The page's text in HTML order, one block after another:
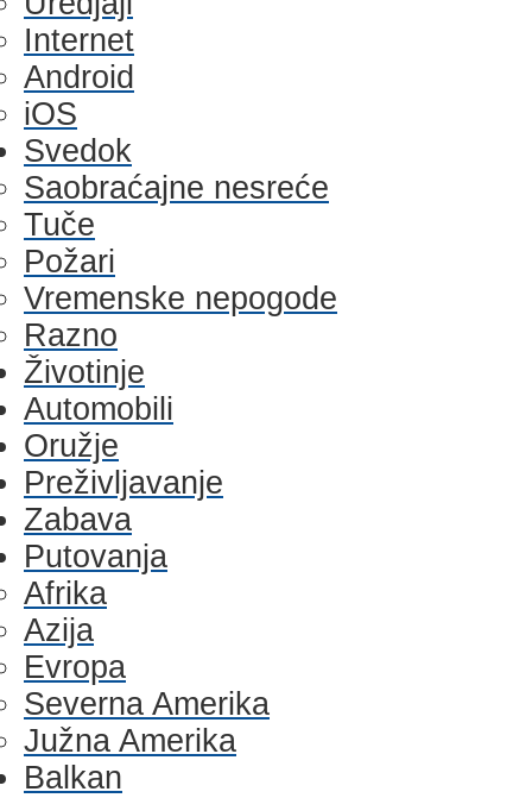
Internet
Android
iOS
Svedok
Saobraćajne nesreće
Tuče
Požari
Vremenske nepogode
Razno
Životinje
Automobili
Oružje
Preživljavanje
Zabava
Putovanja
Afrika
Azija
Evropa
Severna Amerika
Južna Amerika
Balkan